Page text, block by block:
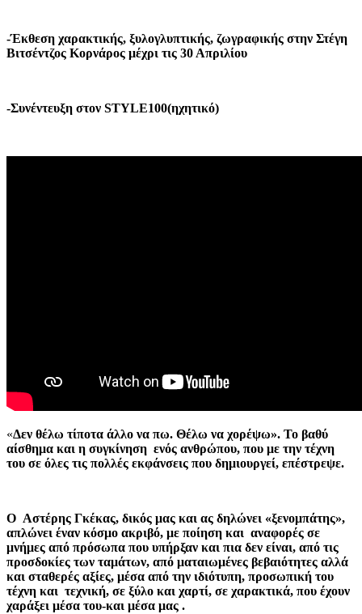
-Έκθεση χαρακτικής, ξυλογλυπτικής, ζωγραφικής στην Στέγη
Βιτσέντζος Κορνάρος μέχρι τις 30 Απριλίου
-Συνέντευξη στον STYLE100(ηχητικό)
«Δεν θέλω τίποτα άλλο να πω. Θέλω να χορέψω». Το βαθύ
αίσθημα και η συγκίνηση ενός ανθρώπου, που με την τέχνη
του σε όλες τις πολλές εκφάνσεις που δημιουργεί, επέστρεψε.
Ο Αστέρης Γκέκας, δικός μας και ας δηλώνει «ξενομπάτης»,
απλώνει έναν κόσμο ακριβό, με ποίηση και αναφορές σε
μνήμες από πρόσωπα που υπήρξαν και πια δεν είναι, από τις
προσδοκίες των ταμάτων, από ματαιωμένες βεβαιότητες αλλά
και σταθερές αξίες, μέσα από την ιδιότυπη, προσωπική του
τέχνη και τεχνική, σε ξύλο και χαρτί, σε χαρακτικά, που έχουν
χαράξει μέσα του-και μέσα μας .